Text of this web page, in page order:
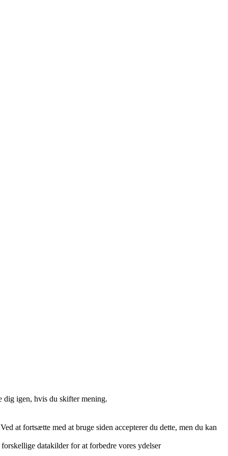
dig igen, hvis du skifter mening.
at fortsætte med at bruge siden accepterer du dette, men du kan
datakilder for at forbedre vores ydelser